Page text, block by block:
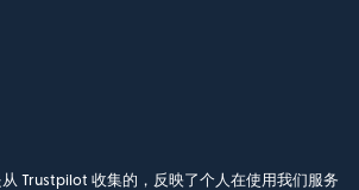
Trustpilot 收集的，反映了个人在使用我们服务